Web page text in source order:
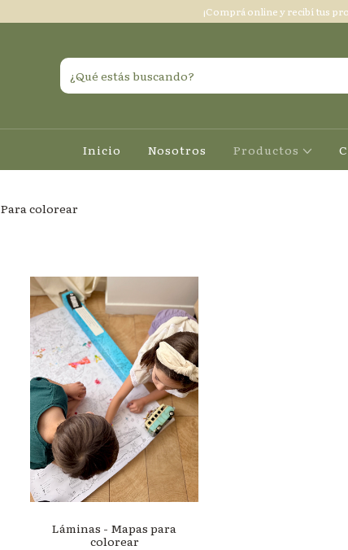
¡Comprá online y recibí tus
Inicio Nosotros Productos
Para colorear
Láminas - Mapas para
colorear